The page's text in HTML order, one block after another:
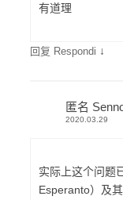
有道理
回复 Respondi ↓
匿名
2020.03.29
实际上这个问题
Esperanto）及